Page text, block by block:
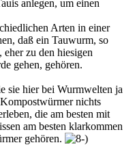
anlegen, um einen
Arten in einer
daß ein Tauwurm, so
eher zu den hiesigen
gehen, gehören.
sie hier bei Wurmwelten ja
nichts
die am besten mit
am besten klarkommen
gehören.